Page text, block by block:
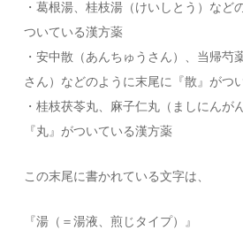
・葛根湯、桂枝湯（けいしとう）など
ついている漢方薬
・安中散（あんちゅうさん）、当帰芍
さん）などのように末尾に『散』がつ
・桂枝茯苓丸、麻子仁丸（ましにんが
『丸』がついている漢方薬
この末尾に書かれている文字は、
『湯（＝湯液、煎じタイプ）』